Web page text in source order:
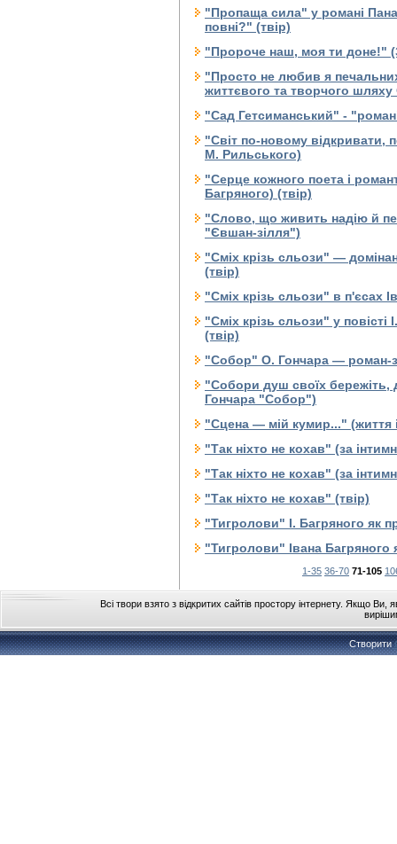
"Пропаща сила" у романі
повні?" (твір)
"Пророче наш, моя ти доне!"
"Просто не любив я
життєвого та творчого
"Сад Гетсиманський" -
"Світ по-новому відкривати,
М. Рильського)
"Серце кожного поета і
Багряного) (твір)
"Слово, що живить надію й
"Євшан-зілля")
"Сміх крізь сльози" —
(твір)
"Сміх крізь сльози" в п'єсах
"Сміх крізь сльози" у
(твір)
"Собор" О. Гончара — роман-
"Собори душ своїх
Гончара "Собор")
"Сцена — мій кумир..." (життя
"Так ніхто не кохав" (за
"Так ніхто не кохав" (за
"Так ніхто не кохав" (твір)
"Тигролови" І. Багряного як
"Тигролови" Івана Багряного
1-35 36-70 71-105
Всі твори взято з відкритих сайтів простору інтернету. Якщо
Створити